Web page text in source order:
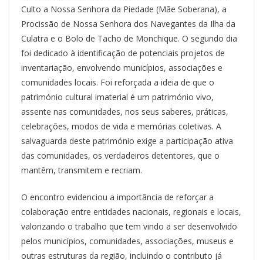
Culto a Nossa Senhora da Piedade (Mãe Soberana), a
Procissão de Nossa Senhora dos Navegantes da Ilha da
Culatra e o Bolo de Tacho de Monchique. O segundo dia
foi dedicado à identificação de potenciais projetos de
inventariação, envolvendo municípios, associações e
comunidades locais. Foi reforçada a ideia de que o
património cultural imaterial é um património vivo,
assente nas comunidades, nos seus saberes, práticas,
celebrações, modos de vida e memórias coletivas. A
salvaguarda deste património exige a participação ativa
das comunidades, os verdadeiros detentores, que o
mantêm, transmitem e recriam.
O encontro evidenciou a importância de reforçar a
colaboração entre entidades nacionais, regionais e locais,
valorizando o trabalho que tem vindo a ser desenvolvido
pelos municípios, comunidades, associações, museus e
outras estruturas da região, incluindo o contributo já